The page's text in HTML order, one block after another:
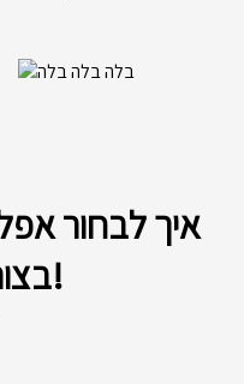
איך לבחור
בצורה נכונה!